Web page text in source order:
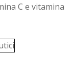
C e vitamina